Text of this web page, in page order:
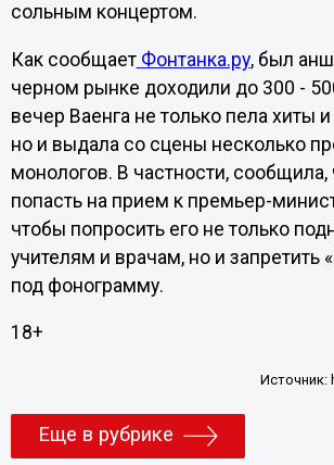
сольным концертом.
Как сообщаетФонтанка.ру, был
черном рынке доходили до 300 -
вечер Ваенга не только пела хиты
но и выдала со сцены несколько
монологов. В частности,
попасть на прием к премьер-
чтобы попросить его не только
учителям и врачам, но и запретить
под фонограмму.
18+
Источник:
Еще в рубрике